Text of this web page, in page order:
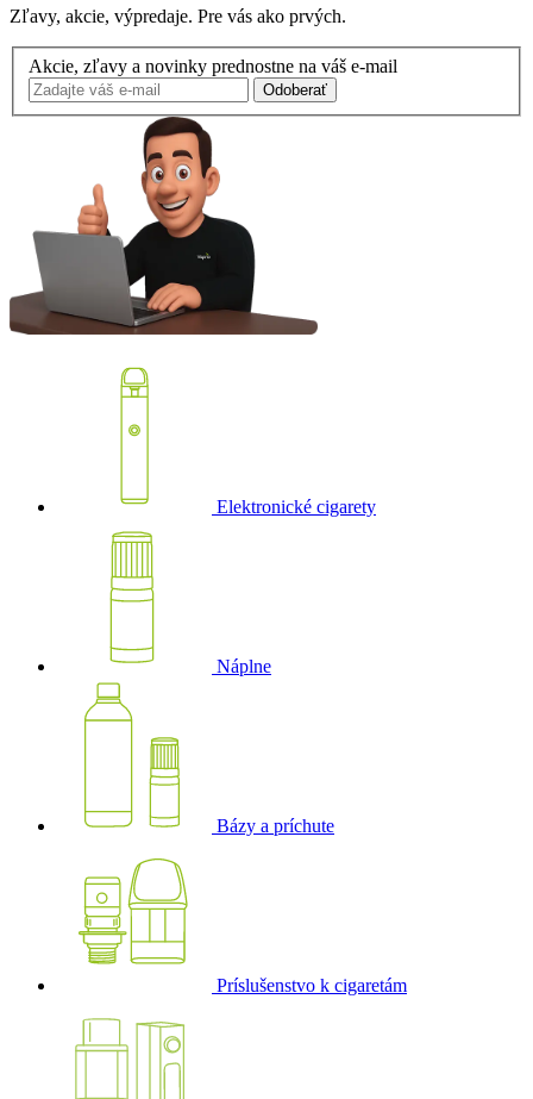
Zľavy, akcie, výpredaje. Pre vás ako prvých.
Akcie, zľavy a novinky prednostne na váš e-mail
Odoberať
Elektronické cigarety
Náplne
Bázy a príchute
Príslušenstvo k cigaretám